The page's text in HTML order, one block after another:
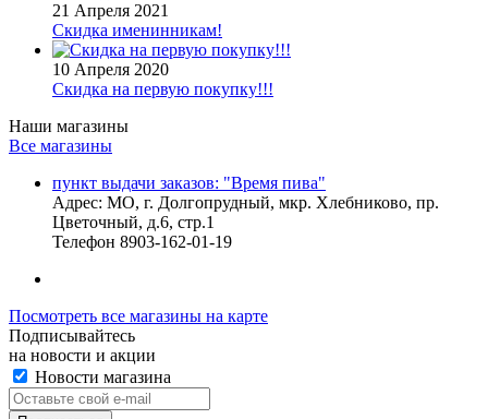
21 Апреля 2021
Скидка именинникам!
10 Апреля 2020
Скидка на первую покупку!!!
Наши магазины
Все магазины
пункт выдачи заказов: "Время пива"
Адрес: МО, г. Долгопрудный, мкр. Хлебниково, пр.
Цветочный, д.6, стр.1
Телефон 8903-162-01-19
Посмотреть все магазины на карте
Подписывайтесь
на новости и акции
Новости магазина